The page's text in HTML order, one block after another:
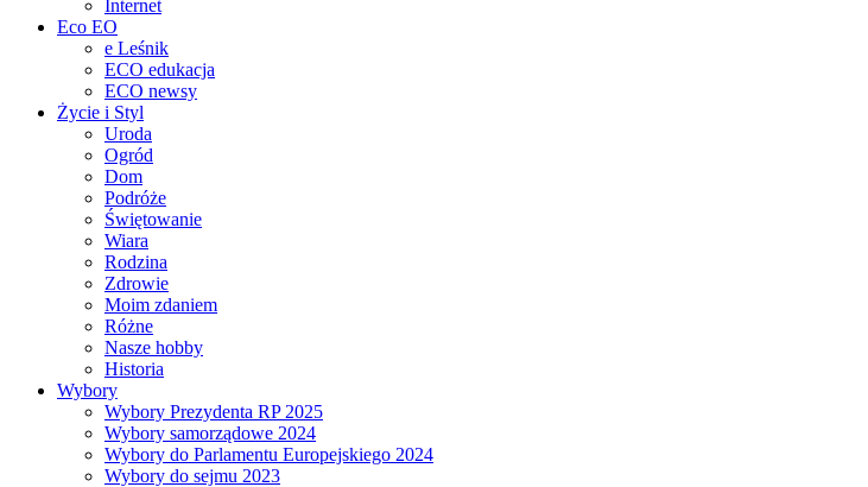
Internet
Eco EO
e Leśnik
ECO edukacja
ECO newsy
Życie i Styl
Uroda
Ogród
Dom
Podróże
Świętowanie
Wiara
Rodzina
Zdrowie
Moim zdaniem
Różne
Nasze hobby
Historia
Wybory
Wybory Prezydenta RP 2025
Wybory samorządowe 2024
Wybory do Parlamentu Europejskiego 2024
Wybory do sejmu 2023